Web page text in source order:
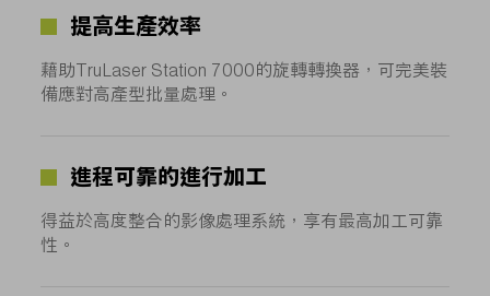
提高生產效率
藉助TruLaser Station 7000的旋轉轉換器，可完美裝
備應對高產型批量處理。
進程可靠的進行加工
得益於高度整合的影像處理系統，享有最高加工可靠
性。